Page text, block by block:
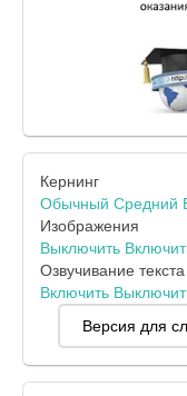
Кернинг
Обычный Средний
Изображения
Выключить
Озвучивание текста
Включить
Версия для